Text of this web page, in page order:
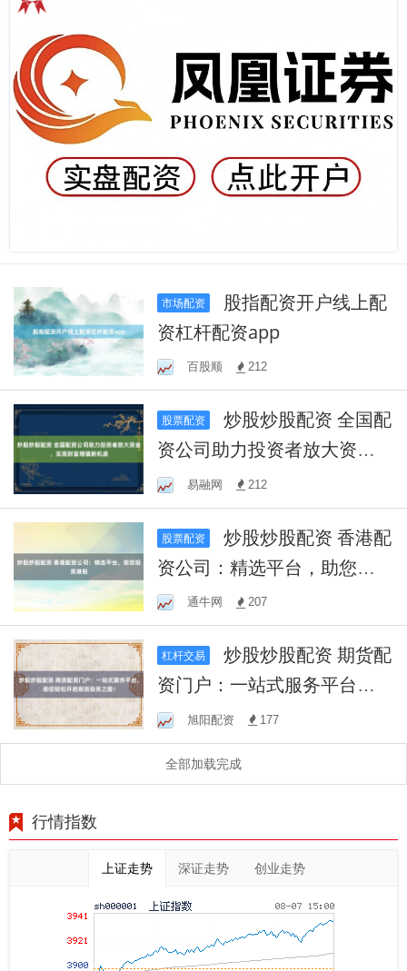
市场配资
资杠杆配资app
百股顺 212
股票配资
炒股炒股配资 全国配
资公司助力投资者放大资
金，实现财富增值新机遇
易融网 212
股票配资
炒股炒股配资 香港配
资公司：精选平台，助您投
资港股
通牛网 207
杠杆交易
炒股炒股配资 期货配
资门户：一站式服务平台，
助您轻松开启期货投资之
路！
旭阳配资 177
全部加载完成
行情指数
上证走势 深证走势 创业走势